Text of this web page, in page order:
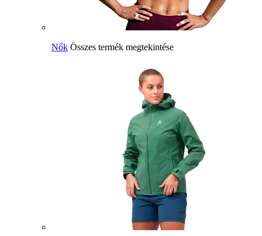
Nők Összes termék megtekintése